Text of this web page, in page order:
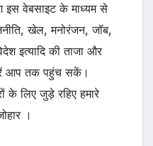
इस वेबसाइट के माध्यम से
खेल, मनोरंजन, जॉब,
इत्यादि की ताजा और
आप तक पहुंच सकें।
के लिए जुड़े रहिए हमारे
।